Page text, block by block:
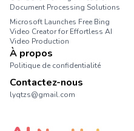
Document Processing Solutions
Microsoft Launches Free Bing
Video Creator for Effortless AI
Video Production
À propos
Politique de confidentialité
Contactez-nous
lyqtzs@gmail.com